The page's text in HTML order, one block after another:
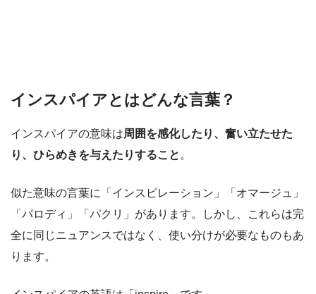
インスパイアとはどんな言葉？
インスパイアの意味は周囲を感化したり、奮い立たせた
り、ひらめきを与えたりすること 。
似た意味の言葉に「インスピレーション」「オマージュ」
「パロディ」「パクリ」があります。しかし、これらは完
全に同じニュアンスではなく、使い分けが必要なものもあ
ります。